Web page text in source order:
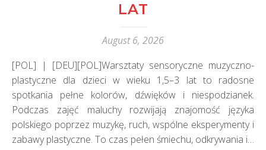
LAT
August 6, 2026
[POL] | [DEU][POL]Warsztaty sensoryczne muzyczno-
plastyczne dla dzieci w wieku 1,5–3 lat to radosne
spotkania pełne kolorów, dźwięków i niespodzianek.
Podczas zajęć maluchy rozwijają znajomość języka
polskiego poprzez muzykę, ruch, wspólne eksperymenty i
zabawy plastyczne. To czas pełen śmiechu, odkrywania i…